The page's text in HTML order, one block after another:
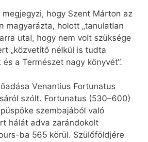
megjegyzi, hogy Szent Márton az
magyarázta, holott „tanulatlan
utal, hogy nem volt szüksége
„közvetítő nélkül is tudta
és a Természet nagy könyvét”.
Venantius Fortunatus
szólt. Fortunatus (530–600)
szembajából való
hálát adva zarándokolt
ba 565 körül. Szülőföldjére